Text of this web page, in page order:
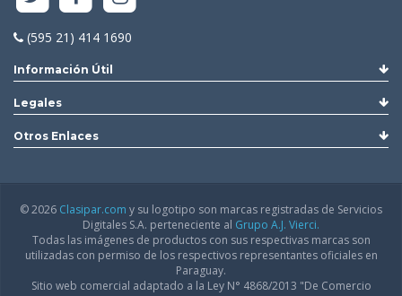
(595 21) 414 1690
Información Útil
Legales
Otros Enlaces
© 2026 Clasipar.com y su logotipo son marcas registradas de Servicios
Digitales S.A. perteneciente al Grupo A.J. Vierci.
Todas las imágenes de productos con sus respectivas marcas son
utilizadas con permiso de los respectivos representantes oficiales en
Paraguay.
Sitio web comercial adaptado a la Ley N° 4868/2013 "De Comercio